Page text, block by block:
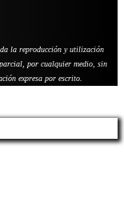
la reproducción y utilización
por cualquier medio, sin
expresa por escrito.